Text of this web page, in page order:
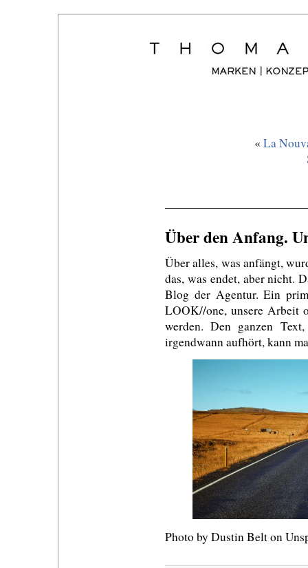
« La
Über den Anfang.
Über alles, was anfängt,
das, was endet, aber nicht.
Blog der Agentur. Ein
LOOK//one, unsere Arbeit
werden. Den ganzen
irgendwann aufhört, kann
Photo by Dustin Belt on